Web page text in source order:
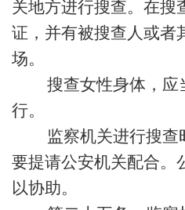
关地方进行搜查。在搜
证，并有被搜查人或者
场。
搜查女性身体，应
行。
监察机关进行搜
要提请公安机关配合。
以协助。